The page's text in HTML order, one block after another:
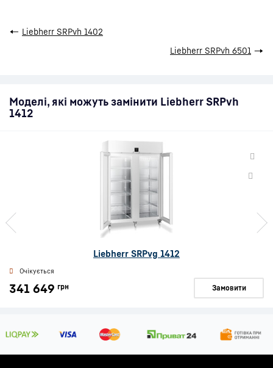
← Liebherr SRPvh 1402
Liebherr SRPvh 6501 →
Моделі, які можуть замінити Liebherr SRPvh
1412
Liebherr SRPvg 1412
Очікується
341 649 грн Замовити